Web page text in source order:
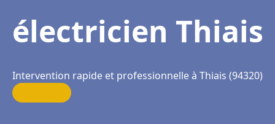
électricien Thiais
Intervention rapide et professionnelle à Thiais (94320)